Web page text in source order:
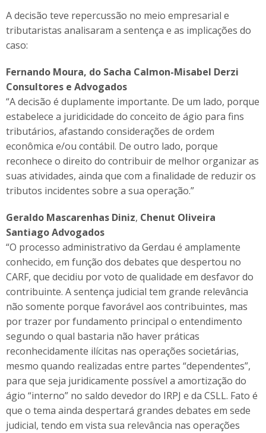
A decisão teve repercussão no meio empresarial e
tributaristas analisaram a sentença e as implicações do
caso:
Fernando Moura, do Sacha Calmon-Misabel Derzi
Consultores e Advogados
“A decisão é duplamente importante. De um lado, porque
estabelece a juridicidade do conceito de ágio para fins
tributários, afastando considerações de ordem
econômica e/ou contábil. De outro lado, porque
reconhece o direito do contribuir de melhor organizar as
suas atividades, ainda que com a finalidade de reduzir os
tributos incidentes sobre a sua operação.”
Geraldo Mascarenhas Diniz, Chenut Oliveira
Santiago Advogados
“O processo administrativo da Gerdau é amplamente
conhecido, em função dos debates que despertou no
CARF, que decidiu por voto de qualidade em desfavor do
contribuinte. A sentença judicial tem grande relevância
não somente porque favorável aos contribuintes, mas
por trazer por fundamento principal o entendimento
segundo o qual bastaria não haver práticas
reconhecidamente ilícitas nas operações societárias,
mesmo quando realizadas entre partes “dependentes”,
para que seja juridicamente possível a amortização do
ágio “interno” no saldo devedor do IRPJ e da CSLL. Fato é
que o tema ainda despertará grandes debates em sede
judicial, tendo em vista sua relevância nas operações